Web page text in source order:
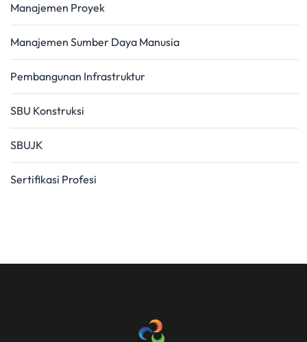
Manajemen Proyek
Manajemen Sumber Daya Manusia
Pembangunan Infrastruktur
SBU Konstruksi
SBUJK
Sertifikasi Profesi